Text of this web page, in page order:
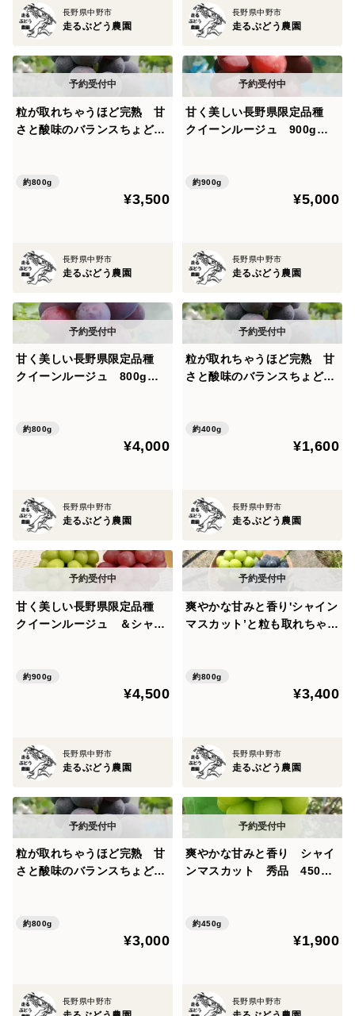
長野県中野市
走るぶどう農園
長野県中野市
走るぶどう農園
粒が取れちゃうほど完熟 甘
さと酸味のバランスちょどい
品】
約800g
¥3,500
長野県中野市
走るぶどう農園
甘く美しい長野県限定品種
クイーンルージュ 900g
約900g
¥5,000
長野県中野市
走るぶどう農園
甘く美しい長野県限定品種
クイーンルージュ 800g（2
約800g
¥4,000
長野県中野市
走るぶどう農園
粒が取れちゃうほど完熟 甘
さと酸味のバランスちょどい
品】
約400g
¥1,600
長野県中野市
走るぶどう農園
甘く美しい長野県限定品種
クイーンルージュ ＆シャイ
品】
約900g
¥4,500
長野県中野市
走るぶどう農園
爽やかな甘みと香り'シャイン
マスカット’と粒も取れちゃう
房）【着日指定不可商品】
約800g
¥3,400
長野県中野市
走るぶどう農園
粒が取れちゃうほど完熟 甘
さと酸味のバランスちょどい
品】
約800g
¥3,000
長野県中野市
爽やかな甘みと香り シャイ
ンマスカット 秀品 450g
約450g
¥1,900
長野県中野市